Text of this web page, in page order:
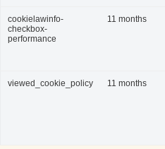
cookielawinfo-
checkbox-
performance
11 months
viewed_cookie_policy 11 months